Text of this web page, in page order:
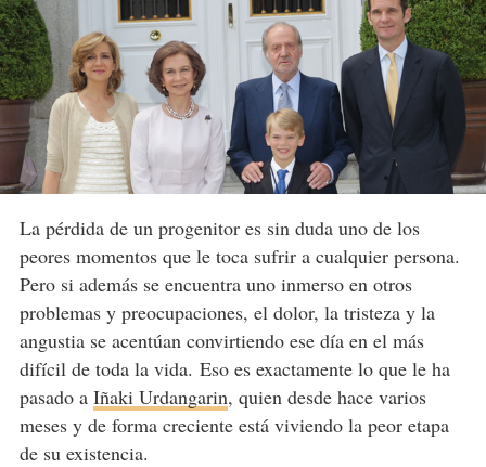
La pérdida de un progenitor es sin duda uno de los
peores momentos que le toca sufrir a cualquier persona.
Pero si además se encuentra uno inmerso en otros
problemas y preocupaciones, el dolor, la tristeza y la
angustia se acentúan convirtiendo ese día en el más
difícil de toda la vida. Eso es exactamente lo que le ha
pasado a Iñaki Urdangarin, quien desde hace varios
meses y de forma creciente está viviendo la peor etapa
de su existencia.